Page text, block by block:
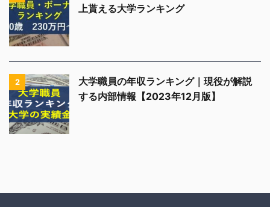
上貰える大学ランキング
2
大学職員の年収ランキング｜現役が解説
する内部情報【2023年12月版】